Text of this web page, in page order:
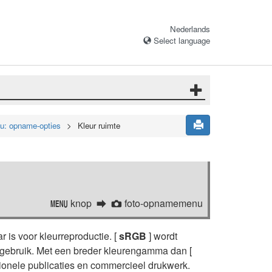
Nederlands
Select language
opname-opties Kleur ruimte
G knop C foto-opnamemenu
is voor kleurreproductie. [sRGB ] wordt
Met een breder kleurengamma dan [
publicaties en commercieel drukwerk.